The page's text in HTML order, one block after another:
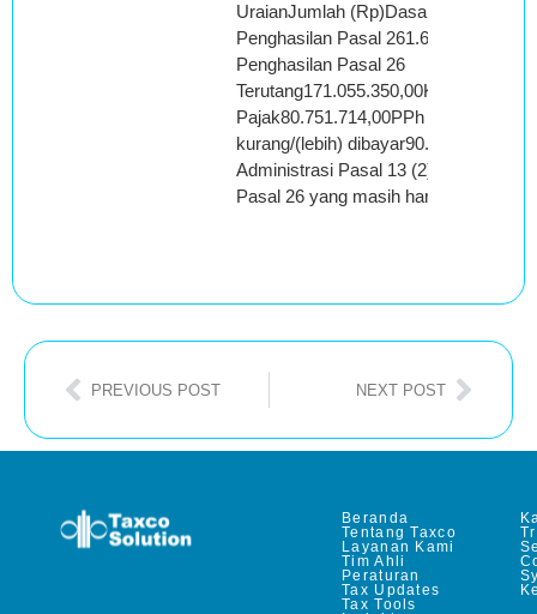
UraianJumlah (Rp)Dasar Pengenaan
Penghasilan Pasal
Penghasilan Pasal 26
Terutang171.055.350,00Kredit
Pajak80.751.714,00PPh Pasal 26
kurang/(lebih)
Administrasi Pasal 13 (2)
Pasal 26 yang masih harus
PREVIOUS POST NEXT POST
Beranda
Tentang Taxco
Layanan Kami
Tim Ahli
Peraturan
Tax Updates
Tax Tools